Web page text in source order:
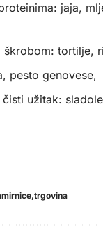
jaja,
škrobom: tortilje,
pesto genovese,
čisti užitak:
trgovina